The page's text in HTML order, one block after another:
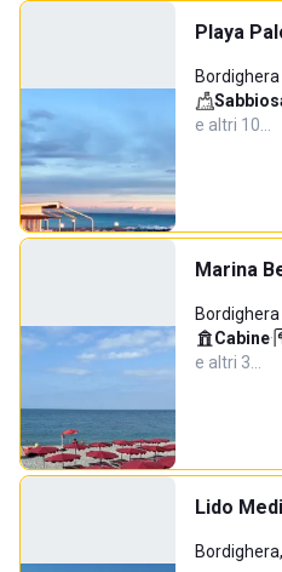
Playa
Bordighera
e altri 10…
Marina
Bordighera
Cabine·
e altri 3…
Lido